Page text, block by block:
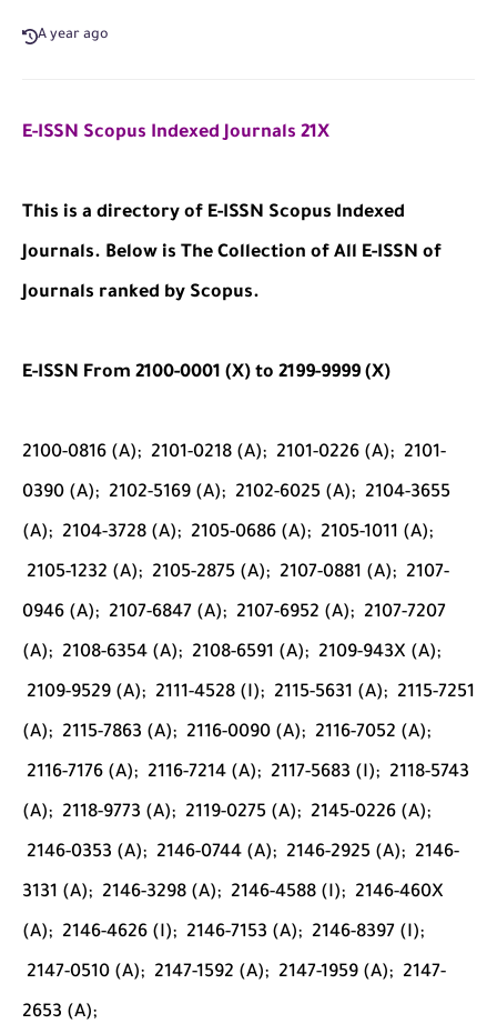
A year ago
E-ISSN Scopus Indexed Journals 21X
This is a directory of E-ISSN Scopus Indexed
Journals. Below is The Collection of All E-ISSN of
Journals ranked by Scopus.
E-ISSN From 2100-0001 (X) to 2199-9999 (X)
2100-0816 (A); 2101-0218 (A); 2101-0226 (A); 2101-
0390 (A); 2102-5169 (A); 2102-6025 (A); 2104-3655
(A); 2104-3728 (A); 2105-0686 (A); 2105-1011 (A);
2105-1232 (A); 2105-2875 (A); 2107-0881 (A); 2107-
0946 (A); 2107-6847 (A); 2107-6952 (A); 2107-7207
(A); 2108-6354 (A); 2108-6591 (A); 2109-943X (A);
2109-9529 (A); 2111-4528 (I); 2115-5631 (A); 2115-7251
(A); 2115-7863 (A); 2116-0090 (A); 2116-7052 (A);
2116-7176 (A); 2116-7214 (A); 2117-5683 (I); 2118-5743
(A); 2118-9773 (A); 2119-0275 (A); 2145-0226 (A);
2146-0353 (A); 2146-0744 (A); 2146-2925 (A); 2146-
3131 (A); 2146-3298 (A); 2146-4588 (I); 2146-460X
(A); 2146-4626 (I); 2146-7153 (A); 2146-8397 (I);
2147-0510 (A); 2147-1592 (A); 2147-1959 (A); 2147-
2653 (A);